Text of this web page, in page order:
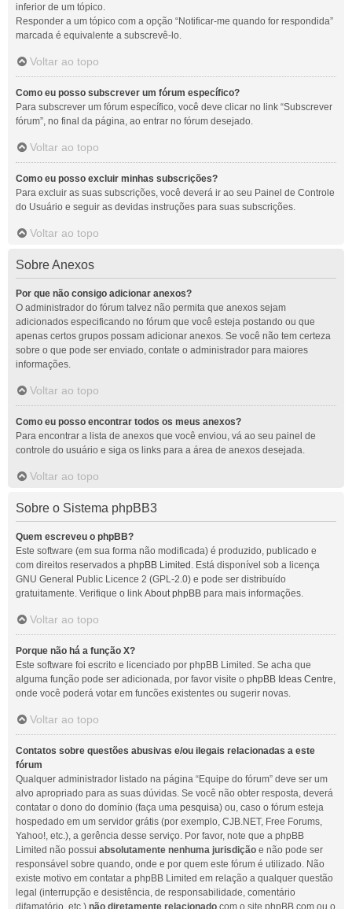
inferior de um tópico.
Responder a um tópico com a opção “Notificar-me quando for respondida”
marcada é equivalente a subscrevê-lo.
Voltar ao topo
Como eu posso subscrever um fórum específico?
Para subscrever um fórum específico, você deve clicar no link “Subscrever
fórum”, no final da página, ao entrar no fórum desejado.
Voltar ao topo
Como eu posso excluir minhas subscrições?
Para excluir as suas subscrições, você deverá ir ao seu Painel de Controle
do Usuário e seguir as devidas instruções para suas subscrições.
Voltar ao topo
Sobre Anexos
Por que não consigo adicionar anexos?
O administrador do fórum talvez não permita que anexos sejam
adicionados especificando no fórum que você esteja postando ou que
apenas certos grupos possam adicionar anexos. Se você não tem certeza
sobre o que pode ser enviado, contate o administrador para maiores
informações.
Voltar ao topo
Como eu posso encontrar todos os meus anexos?
Para encontrar a lista de anexos que você enviou, vá ao seu painel de
controle do usuário e siga os links para a área de anexos desejada.
Voltar ao topo
Sobre o Sistema phpBB3
Quem escreveu o phpBB?
Este software (em sua forma não modificada) é produzido, publicado e
com direitos reservados a phpBB Limited . Está disponível sob a licença
GNU General Public Licence 2 (GPL-2.0) e pode ser distribuído
gratuitamente. Verifique o link About phpBB para mais informações.
Voltar ao topo
Porque não há a função X?
Este software foi escrito e licenciado por phpBB Limited. Se acha que
alguma função pode ser adicionada, por favor visite o phpBB Ideas Centre,
onde você poderá votar em funcões existentes ou sugerir novas.
Voltar ao topo
Contatos sobre questões abusivas e/ou ilegais relacionadas a este
fórum
Qualquer administrador listado na página “Equipe do fórum” deve ser um
alvo apropriado para as suas dúvidas. Se você não obter resposta, deverá
contatar o dono do domínio (faça uma pesquisa) ou, caso o fórum esteja
hospedado em um servidor grátis (por exemplo, CJB.NET, Free Forums,
Yahoo!, etc.), a gerência desse serviço. Por favor, note que a phpBB
Limited não possui absolutamente nenhuma jurisdição e não pode ser
responsável sobre quando, onde e por quem este fórum é utilizado. Não
existe motivo em contatar a phpBB Limited em relação a qualquer questão
legal (interrupção e desistência, de responsabilidade, comentário
difamatório, etc.) não diretamente relacionado com o site phpBB.com ou o